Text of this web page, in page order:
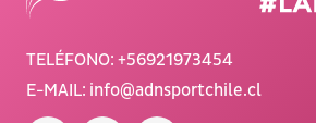
TELÉFONO: +56921973454
E-MAIL: info@adnsportchile.cl